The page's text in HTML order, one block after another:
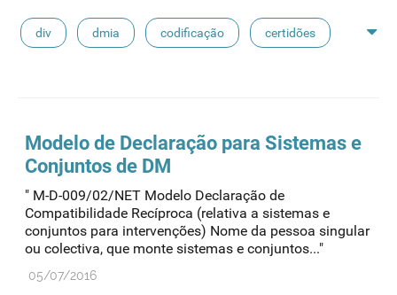
div dmia codificação certidões
Modelo de Declaração para Sistemas e
Conjuntos de DM
" M-D-009/02/NET Modelo Declaração de
Compatibilidade Recíproca (relativa a sistemas e
conjuntos para intervenções) Nome da pessoa singular
ou colectiva, que monte sistemas e conjuntos..."
05/07/2016